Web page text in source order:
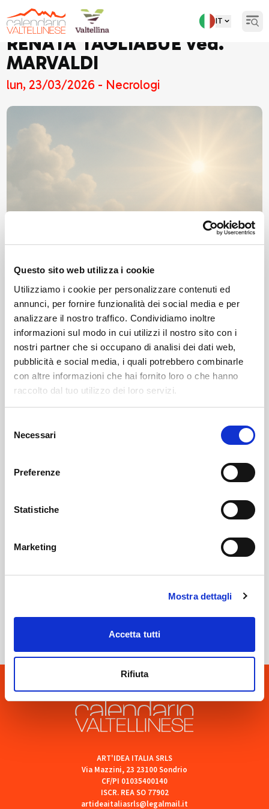
Questo sito web utilizza i cookie
Utilizziamo i cookie per personalizzare contenuti ed
annunci, per fornire funzionalità dei social media e per
analizzare il nostro traffico. Condividiamo inoltre
informazioni sul modo in cui utilizzi il nostro sito con i
nostri partner che si occupano di analisi dei dati web,
pubblicità e social media, i quali potrebbero combinarle
con altre informazioni che hai fornito loro o che hanno
raccolto dal tuo utilizzo dei loro servizi.
delNecessari
Preferenze
Statistiche
Marketing
Mostra dettagli
Accetta tutti
Rifiuta
IT
RENATA TAGLIABUE ved.
MARVALDI
lun, 23/03/2026 - Necrologi
Leggi qui il necrologio:
https://www.onoranzefunebrisof.it/memorials/renata-
tagliabue-ved-marvaldi/
Necrologi
ART'IDEA ITALIA SRLS
Via Mazzini, 23 23100 Sondrio
CF/PI 01035400140
ISCR. REA SO 77902
artideaitaliasrls@legalmail.it